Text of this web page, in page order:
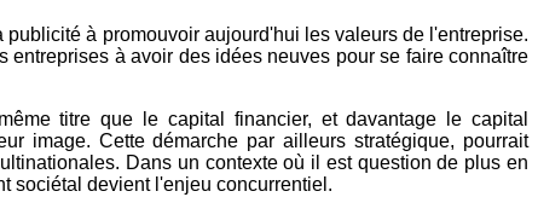
à promouvoir aujourd'hui les valeurs de l'entreprise.
à avoir des idées neuves pour se faire connaître
titre que le capital financier, et davantage le capital
image. Cette démarche par ailleurs stratégique, pourrait
Dans un contexte où il est question de plus en
sociétal devient l'enjeu concurrentiel.